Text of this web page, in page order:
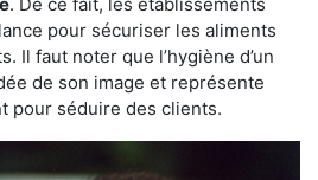
pour sécuriser les aliments
Il faut noter que l’hygiène d’un
de son image et représente
pour séduire des clients.